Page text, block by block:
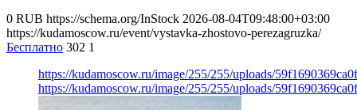
0 RUB https://schema.org/InStock 2026-08-04T09:48:00+03:00
https://kudamoscow.ru/event/vystavka-zhostovo-perezagruzka/
Бесплатно 302 1
https://kudamoscow.ru/image/255/255/uploads/
https://kudamoscow.ru/image/255/255/uploads/